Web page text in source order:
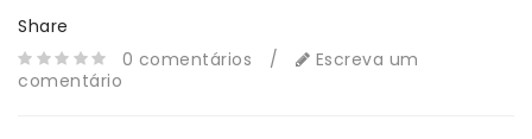
Share
0 comentários
/
Escreva um
comentário